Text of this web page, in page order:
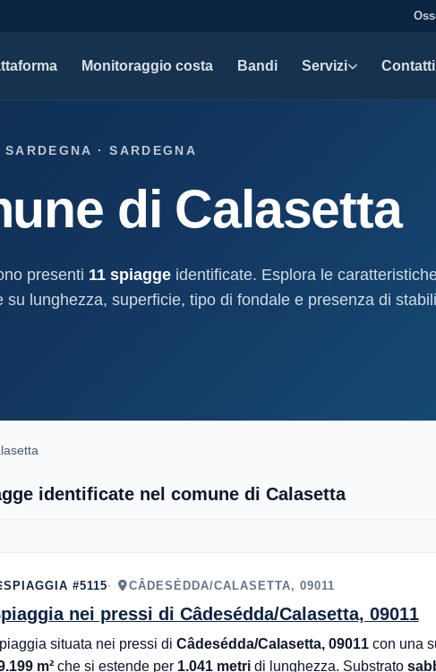
Monitoraggio costa Bandi Servizi
Soluzioni per studi tecnici, legali e PA.
Modello D1
Studi geologici costieri
Indagini, perizie e relazioni geologiche per il
marittimo.
Spiagge
Litorale italiano: dati tecnici e
Contatti
· SARDEGNA
di Calasetta
presenti 11 spiagge identificate. Esplora le
lunghezza, superficie, tipo di fondale e presenza di
identificate nel comune di Calasetta
SPIAGGIA #5115 CÂDESÉDDA/CALASETTA, 09011
nei pressi di Câdesédda/Calasetta, 09011
situata nei pressi di Câdesédda/Calasetta, 09011con una
m²che si estende per 1.041 metridi lunghezza. Substrato